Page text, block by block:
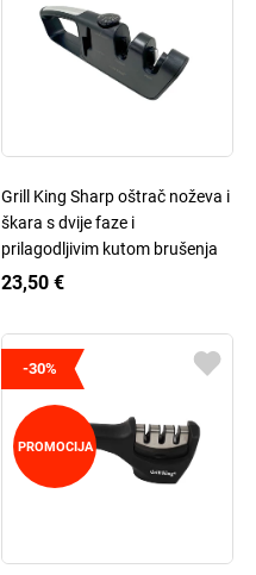
Grill King Sharp oštrač noževa i
škara s dvije faze i
prilagodljivim kutom brušenja
23,50 €
-30%
PROMOCIJA